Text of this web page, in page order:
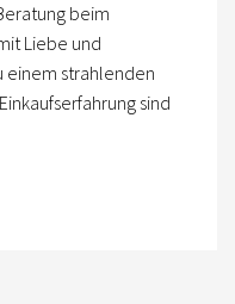
beim
Liebe und
einem strahlenden
sind